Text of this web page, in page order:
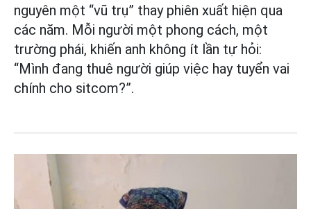
nguyên một “vũ trụ” thay phiên xuất hiện qua
các năm. Mỗi người một phong cách, một
trường phái, khiến anh không ít lần tự hỏi:
“Mình đang thuê người giúp việc hay tuyển vai
chính cho sitcom?”.